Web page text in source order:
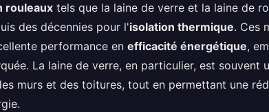
rouleaux tels que la laine de verre et la laine de
des décennies pour l'isolation thermique. Ces
performance en efficacité énergétique,
La laine de verre, en particulier, est souvent
murs et des toitures, tout en permettant une